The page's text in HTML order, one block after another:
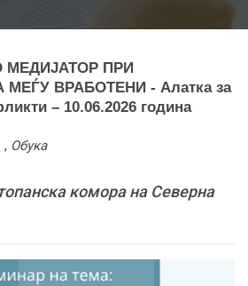
МЕДИЈАТОР ПРИ
ВРАБОТЕНИ - Алатка за
– 10.06.2026 година
, Обука
комора на Северна